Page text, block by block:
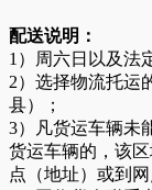
配送说明：
1）周六日以及法
2）选择物流托运
县）；
3）凡货运车辆未
货运车辆的，该
点（地址）或到网